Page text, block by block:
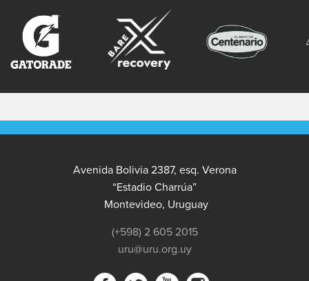
Avenida Bolivia 2387, esq. Verona
“Estadio Charrúa”
Montevideo, Uruguay
(+598) 2 605 2015
uru@uru.org.uy